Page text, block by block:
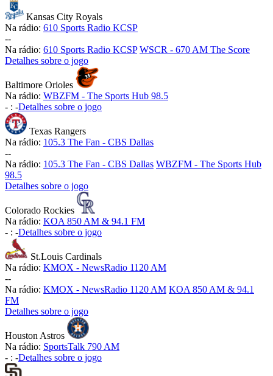
Kansas City Royals
Na rádio: 610 Sports Radio KCSP
--
Na rádio: 610 Sports Radio KCSP WSCR - 670 AM The Score
Detalhes sobre o jogo
Baltimore Orioles
Na rádio: WBZFM - The Sports Hub 98.5
- : -Detalhes sobre o jogo
Texas Rangers
Na rádio: 105.3 The Fan - CBS Dallas
--
Na rádio: 105.3 The Fan - CBS Dallas WBZFM - The Sports Hub
98.5
Detalhes sobre o jogo
Colorado Rockies
Na rádio: KOA 850 AM & 94.1 FM
- : -Detalhes sobre o jogo
St.Louis Cardinals
Na rádio: KMOX - NewsRadio 1120 AM
--
Na rádio: KMOX - NewsRadio 1120 AM KOA 850 AM & 94.1
FM
Detalhes sobre o jogo
Houston Astros
Na rádio: SportsTalk 790 AM
- : -Detalhes sobre o jogo